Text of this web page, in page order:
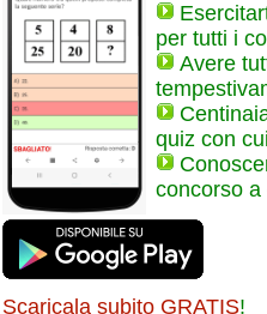
per tutti i
Avere
quiz con
concorso
Scaricala subito GRATIS!